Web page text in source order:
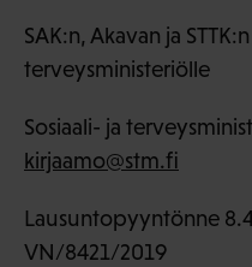
SAK:n, Akavan ja
terveysministeriölle
Sosiaali- ja
kirjaamo@stm.fi
Lausuntopyyntönne
VN/8421/2019